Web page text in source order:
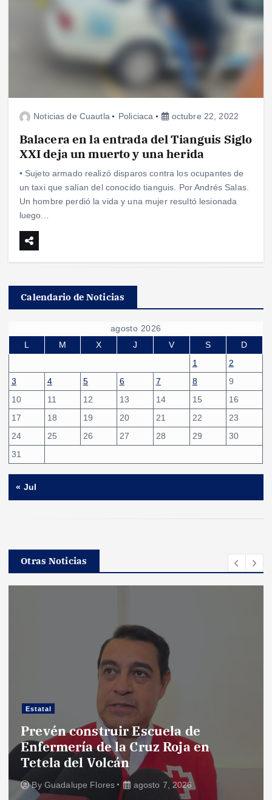
Noticias de Cuautla Policiaca octubre 22, 2022
Balacera en la entrada del Tianguis Siglo
XXI deja un muerto y una herida
• Sujeto armado realizó disparos contra los ocupantes de
un taxi que salían del conocido tianguis. Por Andrés Salas.
Un hombre perdió la vida y una mujer resultó lesionada
luego…
Calendario de Noticias
agosto 2026
L
M X J V S
D
1
2
3
4 5 6 7 8
9
10
11 12 13 14 15
16
17
18 19 20 21 22
23
24
25 26 27 28 29
30
31
« Jul
Otras Noticias
Escuela de
la Cruz Roja en
agosto 7, 2026
Bajo
por
utilidades
Guadalupe